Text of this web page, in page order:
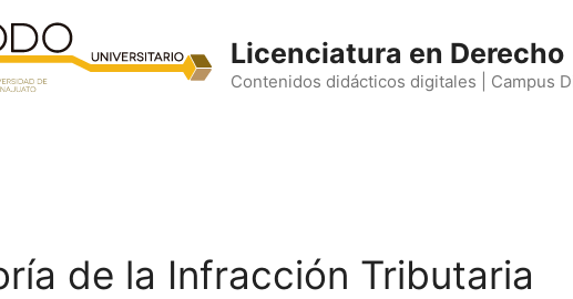
Licenciatura en Derecho
Contenidos didácticos digitales | Campus
de la Infracción Tributaria